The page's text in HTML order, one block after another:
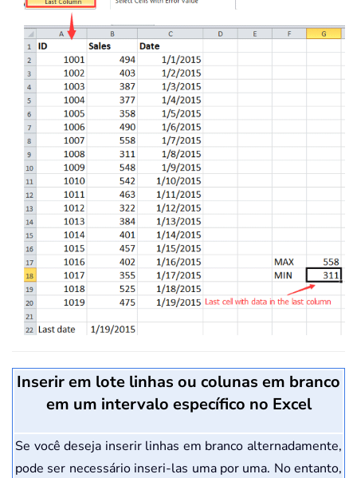
Inserir em lote linhas ou colunas em branco
em um intervalo específico no Excel
Se você deseja inserir linhas em branco alternadamente,
pode ser necessário inseri-las uma por uma. No entanto,